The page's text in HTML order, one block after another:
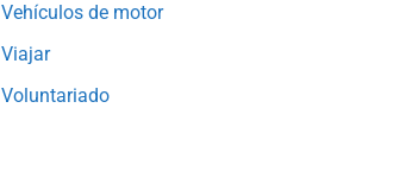
Vehículos de motor
Viajar
Voluntariado